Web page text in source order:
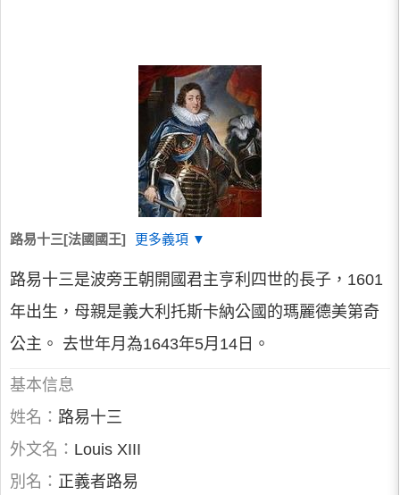
路易十三[法國國王] 更多義項 ▼
路易十三是波旁王朝開國君主亨利四世的長子，1601
年出生，母親是義大利托斯卡納公國的瑪麗德美第奇
公主。 去世年月為1643年5月14日。
基本信息
姓名： 路易十三
外文名： Louis XIII
別名： 正義者路易